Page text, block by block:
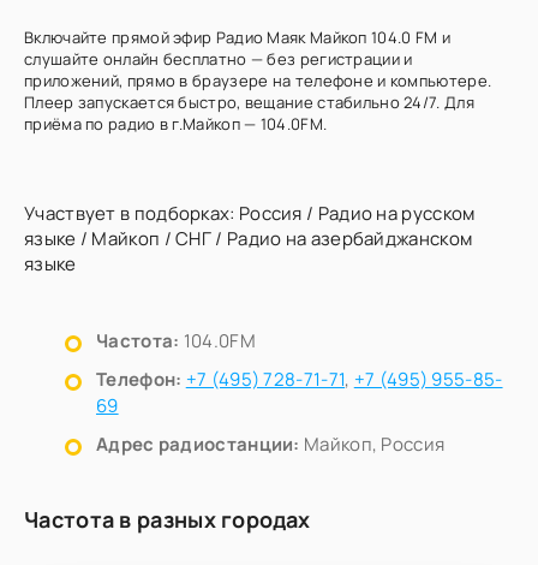
Включайте прямой эфир Радио Маяк Майкоп 104.0 FM и
слушайте онлайн бесплатно — без регистрации и
приложений, прямо в браузере на телефоне и компьютере.
Плеер запускается быстро, вещание стабильно 24/7. Для
приёма по радио в г.Майкоп — 104.0FM.
Участвует в подборках: Россия / Радио на русском
языке / Майкоп /СНГ/ Радио на азербайджанском
языке
Частота: 104.0FM
Телефон: +7 (495) 728-71-71, +7 (495) 955-85-
69
Адрес радиостанции: Майкоп, Россия
Частота в разных городах